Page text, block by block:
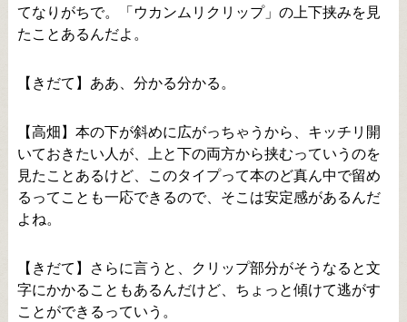
てなりがちで。「ウカンムリクリップ」の上下挟みを見
たことあるんだよ。
【きだて】ああ、分かる分かる。
【高畑】本の下が斜めに広がっちゃうから、キッチリ開
いておきたい人が、上と下の両方から挟むっていうのを
見たことあるけど、このタイプって本のど真ん中で留め
るってことも一応できるので、そこは安定感があるんだ
よね。
【きだて】さらに言うと、クリップ部分がそうなると文
字にかかることもあるんだけど、ちょっと傾けて逃がす
ことができるっていう。